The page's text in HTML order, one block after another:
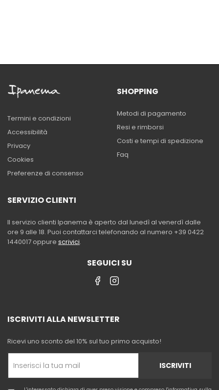
Termini e condizioni
Accessibilità
Privacy
Cookies
Preferenze di consenso
SHOPPING
Metodi di pagamento
Resi e rimborsi
Costi e tempi di spedizione
Faq
SERVIZIO CLIENTI
Il servizio clienti Ipanema è aperto dal lunedì al venerdì dalle
ore 9 alle 18. Puoi contattarci telefonando al numero +39 0422
1440017 oppure scrivici.
SEGUICI SU
ISCRIVITI ALLA NEWSLETTER
Ricevi uno sconto del 10% sul tuo primo acquisto!
ISCRIVITI